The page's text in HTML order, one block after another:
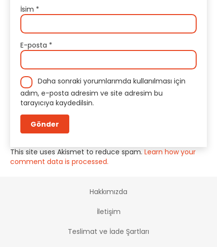
İsim *
E-posta *
Daha sonraki yorumlarımda kullanılması için
adım, e-posta adresim ve site adresim bu
tarayıcıya kaydedilsin.
This site uses Akismet to reduce spam. Learn how your
comment data is processed.
Hakkımızda
İletişim
Teslimat ve İade Şartları